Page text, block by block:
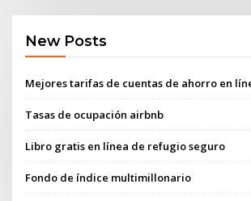
New Posts
Mejores tarifas de cuentas de ahorro en
Tasas de ocupación airbnb
Libro gratis en línea de refugio seguro
Fondo de índice multimillonario